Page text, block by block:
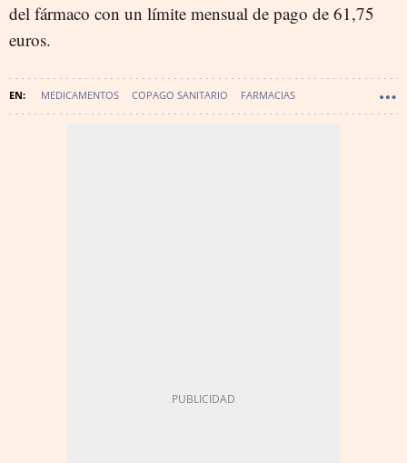
del fármaco con un límite mensual de pago de 61,75
euros.
MEDICAMENTOS COPAGO SANITARIO FARMACIAS